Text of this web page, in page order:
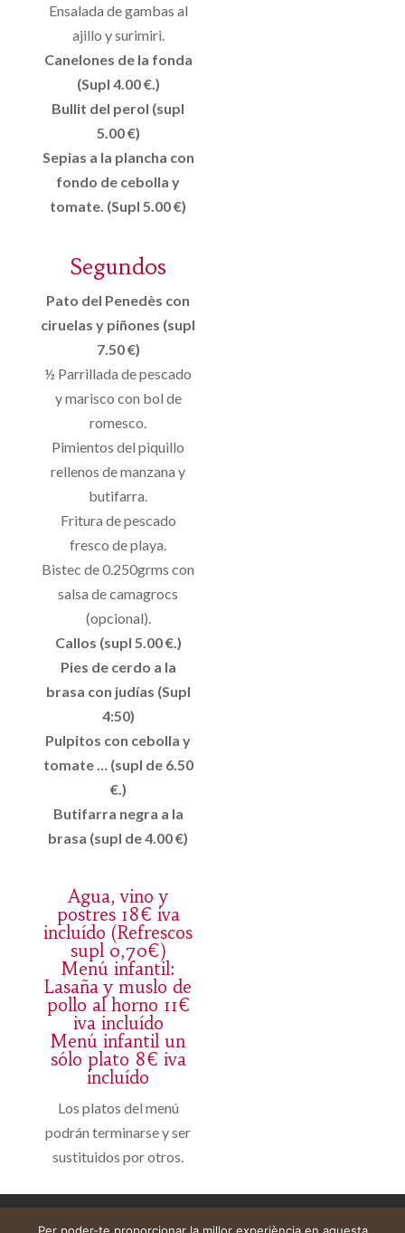
Ensalada de gambas al
ajillo y surimiri.
Canelones de la fonda
(Supl 4.00 €.)
Bullit del perol (supl
5.00 €)
Sepias a la plancha con
fondo de cebolla y
tomate. (Supl 5.00 €)
Segundos
Pato del Penedès con
ciruelas y piñones (supl
7.50 €)
½ Parrillada de pescado
y marisco con bol de
romesco.
Pimientos del piquillo
rellenos de manzana y
butifarra.
Fritura de pescado
fresco de playa.
Bistec de 0.250grms con
salsa de camagrocs
(opcional).
Callos (supl 5.00 €.)
Pies de cerdo a la
brasa con judías (Supl
4:50)
Pulpitos con cebolla y
tomate … (supl de 6.50
€.)
Butifarra negra a la
brasa (supl de 4.00 €)
Agua, vino y
postres 18€ iva
incluído (Refrescos
supl 0,70€)
Menú infantil:
Lasaña y muslo de
pollo al horno 11€
iva incluído
Menú infantil un
sólo plato 8€ iva
incluído
Los platos del menú
podrán terminarse y ser
sustituidos por otros.